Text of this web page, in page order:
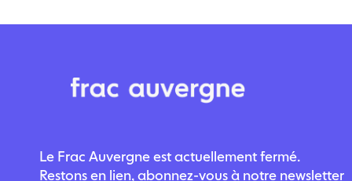
Le Frac Auvergne est actuellement fermé.
Restons en lien, abonnez-vous à notre newsletter